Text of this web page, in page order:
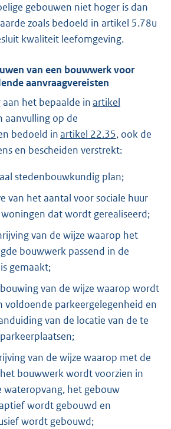
gebouwen niet hoger is dan
zoals bedoeld in artikel 5.78u
kwaliteit leefomgeving.
van een bouwwerk voor
aanvraagvereisten
het bepaalde inartikel
aanvulling op de
bedoeld inartikel 22.35, ook de
en bescheiden verstrekt:
stedenbouwkundig plan;
van het aantal voor sociale huur
dat wordt gerealiseerd;
van de wijze waarop het
bouwwerk passend in de
gemaakt;
van de wijze waarop wordt
voldoende parkeergelegenheid en
van de locatie van de te
van de wijze waarop met de
bouwwerk wordt voorzien in
wateropvang, het gebouw
wordt gebouwd en
wordt gebouwd;